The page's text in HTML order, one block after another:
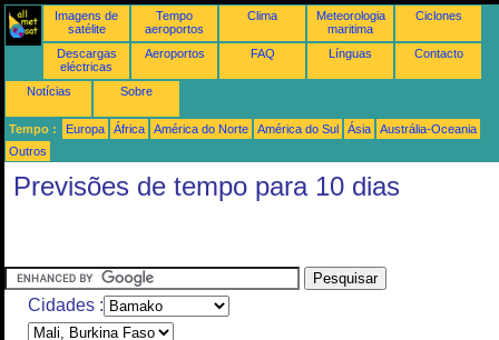
Imagens de
satélite
Tempo
aeroportos
Clima
Meteorologia
maritima
Ciclones
Descargas
eléctricas
Aeroportos FAQ Línguas Contacto
Notícias Sobre
Tempo : Europa África América do Norte América do Sul Ásia
Austrália-Oceania
Outros
Previsões de tempo para 10 dias
Cidades :